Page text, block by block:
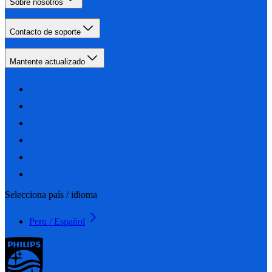
Sobre nosotros
Contacto de soporte
Mantente actualizado
Selecciona país / idioma
Peru / Español